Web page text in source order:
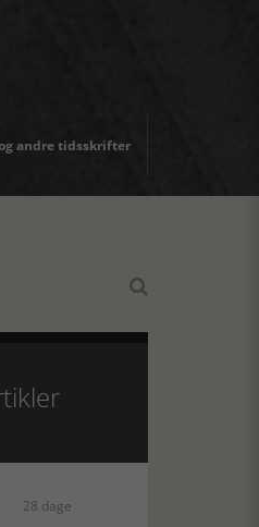
andre tidsskrifter

28 dage